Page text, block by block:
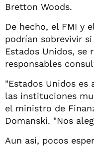
Bretton Woods.
De hecho, el FMI y
podrían sobrevivir
Estados Unidos, se
responsables
"Estados Unidos
las instituciones
el ministro de
Domanski. "Nos
Aun así, pocos